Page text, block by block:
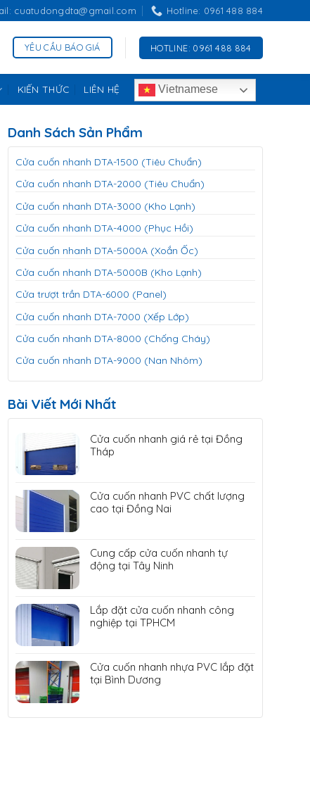
cuatudongdta@gmail.com Hotline: 0961 488 884
YÊU CẦU BÁO GIÁ HOTLINE: 0961 488 884
KIẾN THỨC LIÊN HỆ Vietnamese
Danh Sách Sản Phẩm
Cửa cuốn nhanh DTA-1500 (Tiêu Chuẩn)
Cửa cuốn nhanh DTA-2000 (Tiêu Chuẩn)
Cửa cuốn nhanh DTA-3000 (Kho Lạnh)
Cửa cuốn nhanh DTA-4000 (Phục Hồi)
Cửa cuốn nhanh DTA-5000A (Xoắn Ốc)
Cửa cuốn nhanh DTA-5000B (Kho Lạnh)
Cửa trượt trần DTA-6000 (Panel)
Cửa cuốn nhanh DTA-7000 (Xếp Lớp)
Cửa cuốn nhanh DTA-8000 (Chống Cháy)
Cửa cuốn nhanh DTA-9000 (Nan Nhôm)
Bài Viết Mới Nhất
Cửa cuốn nhanh giá rẻ tại Đồng
Tháp
Cửa cuốn nhanh PVC chất lượng
cao tại Đồng Nai
Cung cấp cửa cuốn nhanh tự
động tại Tây Ninh
Lắp đặt cửa cuốn nhanh công
nghiệp tại TPHCM
Cửa cuốn nhanh nhựa PVC lắp đặt
tại Bình Dương